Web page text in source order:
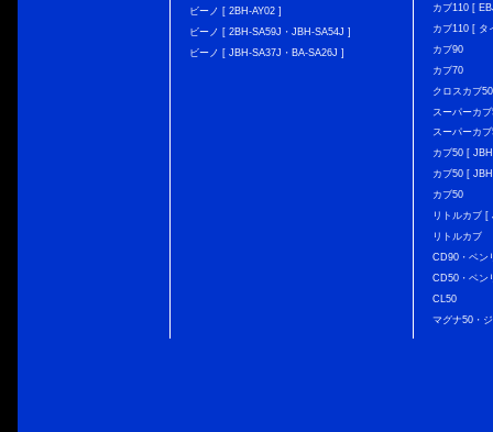
ビーノ [ 2BH-AY02 ]
ビーノ [ 2BH-SA59J・JBH-SA54J ]
ビーノ [ JBH-SA37J・BA-SA26J ]
カブ110 [
カブ110 [ タ
カブ90
カブ70
クロスカブ
スーパーカ
スーパーカ
カブ50 [
カブ50 [
カブ50
リトルカブ
リトルカブ
CD90・ベン
CD50・ベン
CL50
マグナ50・